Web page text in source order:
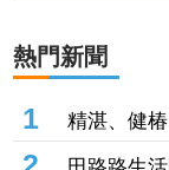
熱門新聞
1
精湛、健